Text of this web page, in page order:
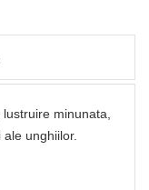
minunata,
unghiilor.